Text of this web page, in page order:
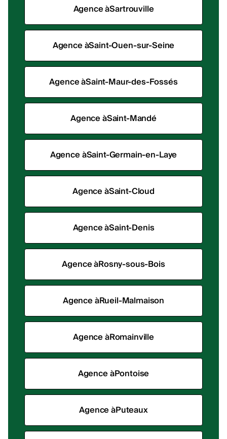
Agence àSartrouville
Agence àSaint-Ouen-sur-Seine
Agence àSaint-Maur-des-Fossés
Agence àSaint-Mandé
Agence àSaint-Germain-en-Laye
Agence àSaint-Cloud
Agence àSaint-Denis
Agence àRosny-sous-Bois
Agence àRueil-Malmaison
Agence àRomainville
Agence àPontoise
Agence àPuteaux